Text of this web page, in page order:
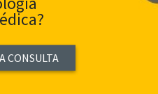
CONSULTA